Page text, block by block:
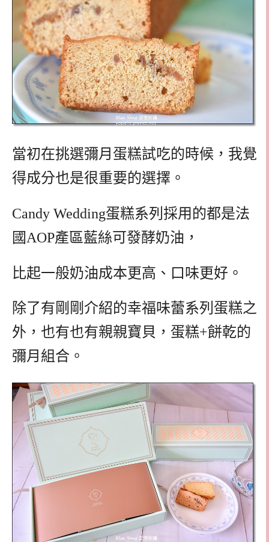
當初在挑選彌月蛋糕試吃的時候，我覺
得成分也是很重要的選擇。
Candy Wedding蛋糕系列採用的都是法
國AOP產區藍絲可發酵奶油，
比起一般奶油成本更高、口味更好。
除了有剛剛介紹的幸福味蕾系列蛋糕之
外，也有也有親親寶貝，蛋糕+餅乾的
彌月組合。